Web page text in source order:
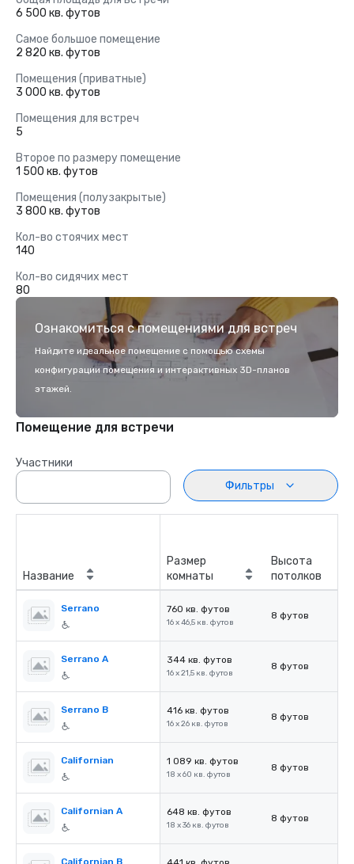
6 500 кв. футов
Самое большое помещение
2 820 кв. футов
Помещения (приватные)
3 000 кв. футов
Помещения для встреч
5
Второе по размеру помещение
1 500 кв. футов
Помещения (полузакрытые)
3 800 кв. футов
Кол-во стоячих мест
140
Кол-во сидячих мест
80
Ознакомиться с помещениями для встреч
Найдите идеальное помещение с помощью схемы
конфигурации помещения и интерактивных 3D-планов
этажей.
Помещение для встречи
Участники
Фильтры
Название
Размер
комнаты
Высота
потолков
Serrano 760 кв. футов
16 x 46,5 кв. футов
8 футов
Serrano A 344 кв. футов
16 x 21,5 кв. футов
8 футов
Serrano B 416 кв. футов
16 x 26 кв. футов
8 футов
Californian 1 089 кв. футов
18 x 60 кв. футов
8 футов
Californian A 648 кв. футов
18 x 36 кв. футов
8 футов
Californian B